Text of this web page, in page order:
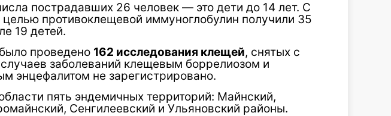
пострадавших 26 человек — это дети до 14 лет. С
целью противоклещевой иммуноглобулин получили 35
19 детей.
проведено 162 исследования клещей, снятых с
заболеваний клещевым боррелиозом и
энцефалитом не зарегистрировано.
пять эндемичных территорий: Майнский,
Сенгилеевский и Ульяновский районы.